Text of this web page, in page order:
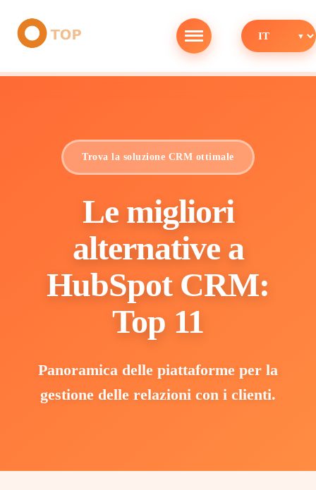
Trova la soluzione CRM ottimale
Le migliori
alternative a
HubSpot CRM:
Top 11
Panoramica delle piattaforme per la
gestione delle relazioni con i clienti.